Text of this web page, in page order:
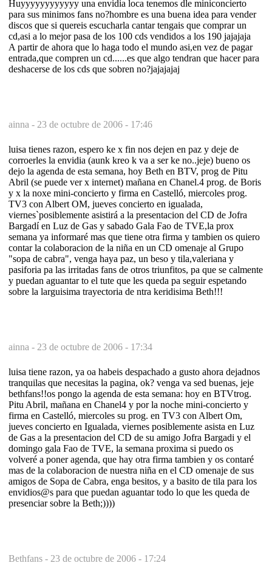
Huyyyyyyyyyyyy una envidia loca tenemos dle miniconcierto
para sus minimos fans no?hombre es una buena idea para vender
discos que si quereis escucharla cantar tengais que comprar un
cd,asi a lo mejor pasa de los 100 cds vendidos a los 190 jajajaja
A partir de ahora que lo haga todo el mundo asi,en vez de pagar
entrada,que compren un cd......es que algo tendran que hacer para
deshacerse de los cds que sobren no?jajajajaj
ainna - 23 de octubre de 2006 - 17:46
luisa tienes razon, espero ke x fin nos dejen en paz y deje de
corroerles la envidia (aunk kreo k va a ser ke no..jeje) bueno os
dejo la agenda de esta semana, hoy Beth en BTV, prog de Pitu
Abril (se puede ver x internet) mañana en Chanel.4 prog. de Boris
y x la noxe mini-concierto y firma en Castelló, miercoles prog.
TV3 con Albert OM, jueves concierto en igualada,
viernes`posiblemente asistirá a la presentacion del CD de Jofra
Bargadí en Luz de Gas y sabado Gala Fao de TVE,la prox
semana ya informaré mas que tiene otra firma y tambien os quiero
contar la colaboracion de la niña en un CD omenaje al Grupo
"sopa de cabra", venga haya paz, un beso y tila,valeriana y
pasiforia pa las irritadas fans de otros triunfitos, pa que se calmente
y puedan aguantar to el tute que les queda pa seguir espetando
sobre la larguisima trayectoria de ntra keridisima Beth!!!
ainna - 23 de octubre de 2006 - 17:34
luisa tiene razon, ya oa habeis despachado a gusto ahora dejadnos
tranquilas que necesitas la pagina, ok? venga va sed buenas, jeje
bethfans!!os pongo la agenda de esta semana: hoy en BTVtrog.
Pitu Abril, mañana en Chanel4 y por la noche mini-concierto y
firma en Castelló, miercoles su prog. en TV3 con Albert Om,
jueves concierto en Igualada, viernes posiblemente asista en Luz
de Gas a la presentacion del CD de su amigo Jofra Bargadi y el
domingo gala Fao de TVE, la semana proxima si puedo os
volveré a poner agenda, que hay otra firma tambien y os contaré
mas de la colaboracion de nuestra niña en el CD omenaje de sus
amigos de Sopa de Cabra, enga besitos, y a basito de tila para los
envidios@s para que puedan aguantar todo lo que les queda de
presenciar sobre la Beth;))))
Bethfans - 23 de octubre de 2006 - 17:24